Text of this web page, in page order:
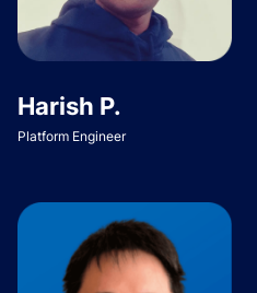
Harish P.
Platform Engineer